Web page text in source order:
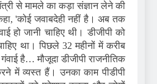
से मामले का कड़ा संज्ञान लेने की
'कोई जवाबदेही नहीं है। अब तक
हो जानी चाहिए थी। डीजीपी को
था। पिछले 32 महीनों में करीब
है… मौजूदा डीजीपी राजनीतिक
में व्यस्त हैं। उनका काम पीडीपी